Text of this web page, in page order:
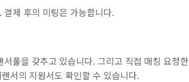
제 후의 미팅은 가능합니다.
풀을 갖추고 있습니다. 그리고 직접 매칭 요청한
서의 지원서도 확인할 수 있습니다.